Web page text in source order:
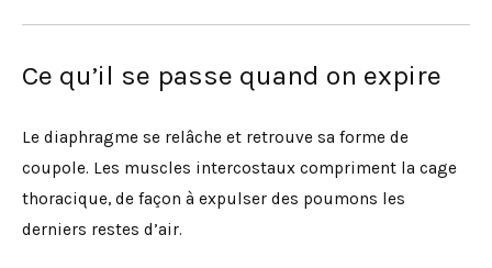
Ce qu’il se passe quand on expire
Le diaphragme se relâche et retrouve sa forme de
coupole. Les muscles intercostaux compriment la cage
thoracique, de façon à expulser des poumons les
derniers restes d’air.